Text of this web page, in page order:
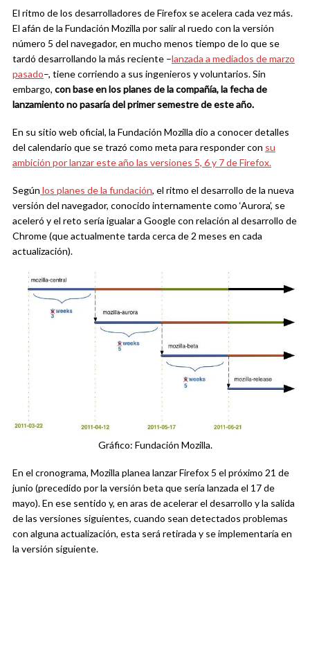
El ritmo de los desarrolladores de Firefox se acelera cada vez más.
El afán de la Fundación Mozilla por salir al ruedo con la versión
número 5 del navegador, en mucho menos tiempo de lo que se
tardó desarrollando la más reciente –lanzada a mediados de marzo
pasado–, tiene corriendo a sus ingenieros y voluntarios. Sin
embargo, conbase en los planes de la compañía, la fecha de
lanzamiento no pasaría del primer semestre de este año.
En su sitio web oficial, la Fundación Mozilla dio a conocer detalles
del calendario que se trazó como meta para responder con su
ambición por lanzar este año las versiones 5, 6 y 7 de Firefox.
Según los planes de la fundación, el ritmo el desarrollo de la nueva
versión del navegador, conocido internamente como ‘Aurora’, se
aceleró y el reto sería igualar a Google con relación al desarrollo de
Chrome (que actualmente tarda cerca de 2 meses en cada
actualización).
Gráfico: Fundación Mozilla.
En el cronograma, Mozilla planea lanzar Firefox 5 el próximo 21 de
junio (precedido por la versión beta que sería lanzada el 17 de
mayo). En ese sentido y, en aras de acelerar el desarrollo y la salida
de las versiones siguientes, cuando sean detectados problemas
con alguna actualización, esta será retirada y se implementaría en
la versión siguiente.